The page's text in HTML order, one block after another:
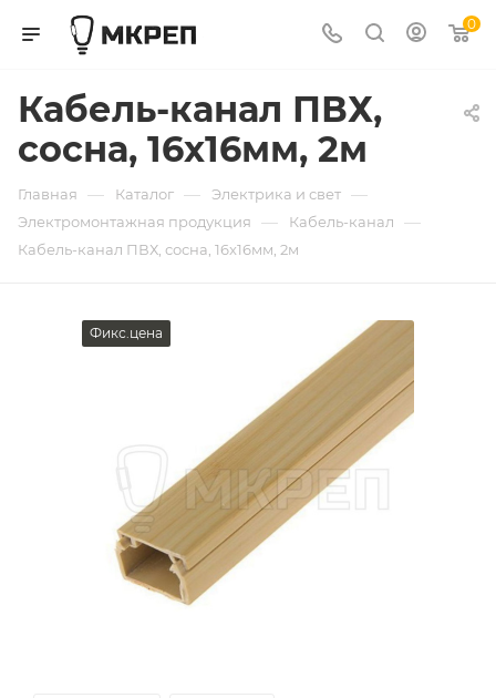
0
Кабель-канал ПВХ,
сосна, 16x16мм, 2м
Главная — Каталог — Электрика и свет —
Электромонтажная продукция — Кабель-канал —
Кабель-канал ПВХ, сосна, 16x16мм, 2м
Фикс.цена